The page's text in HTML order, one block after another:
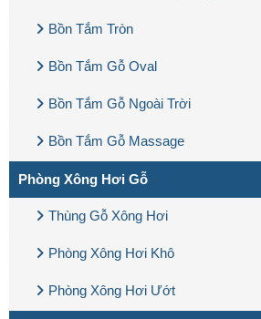
Bồn Tắm Tròn
Bồn Tắm Gỗ Oval
Bồn Tắm Gỗ Ngoài Trời
Bồn Tắm Gỗ Massage
Phòng Xông Hơi Gỗ
Thùng Gỗ Xông Hơi
Phòng Xông Hơi Khô
Phòng Xông Hơi Ướt